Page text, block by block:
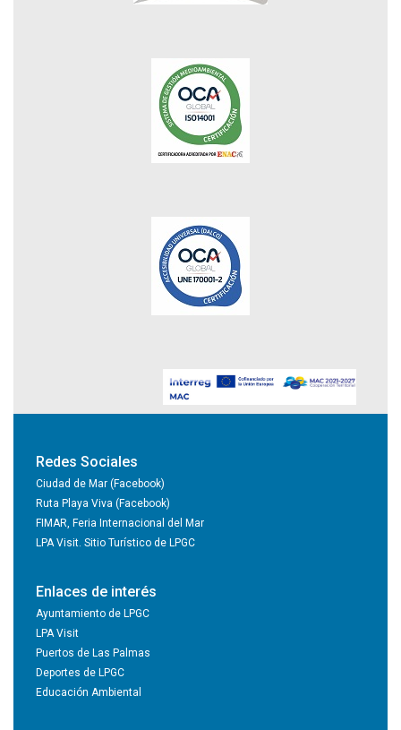
Redes Sociales
Ciudad de Mar (Facebook)
Ruta Playa Viva (Facebook)
FIMAR, Feria Internacional del Mar
LPA Visit. Sitio Turístico de LPGC
Enlaces de interés
Ayuntamiento de LPGC
LPA Visit
Puertos de Las Palmas
Deportes de LPGC
Educación Ambiental